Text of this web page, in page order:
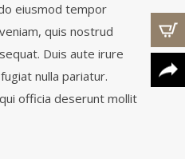
eiusmod tempor
quis nostrud
Duis aute irure
nulla pariatur.
officia deserunt mollit